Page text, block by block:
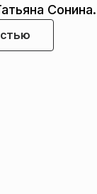
Сонина.